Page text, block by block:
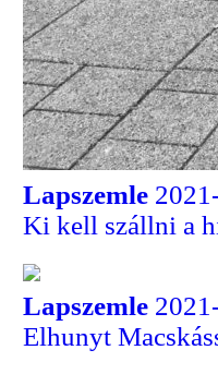
Lapszemle
Ki kell szállni a
Lapszemle
Elhunyt